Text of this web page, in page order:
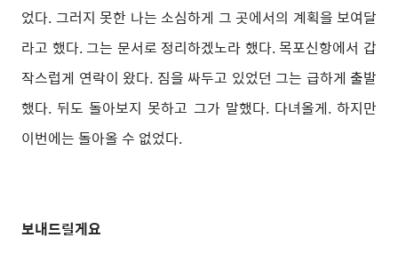
었다. 그러지 못한 나는 소심하게 그 곳에서의 계획을 보여달
라고 했다. 그는 문서로 정리하겠노라 했다. 목포신항에서 갑
작스럽게 연락이 왔다. 짐을 싸두고 있었던 그는 급하게 출발
했다. 뒤도 돌아보지 못하고 그가 말했다. 다녀올게. 하지만
이번에는 돌아올 수 없었다.
보내드릴게요